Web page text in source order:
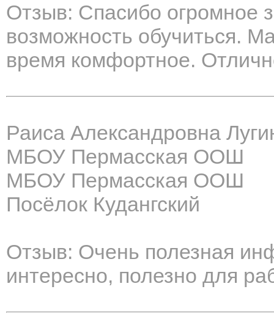
Отзыв: Спасибо огромное
возможность обучиться.
время комфортное.
Раиса Александровна
МБОУ Пермасская ООШ
МБОУ Пермасская ООШ
Посёлок Кудангский
Отзыв: Очень полезная
интересно, полезно для